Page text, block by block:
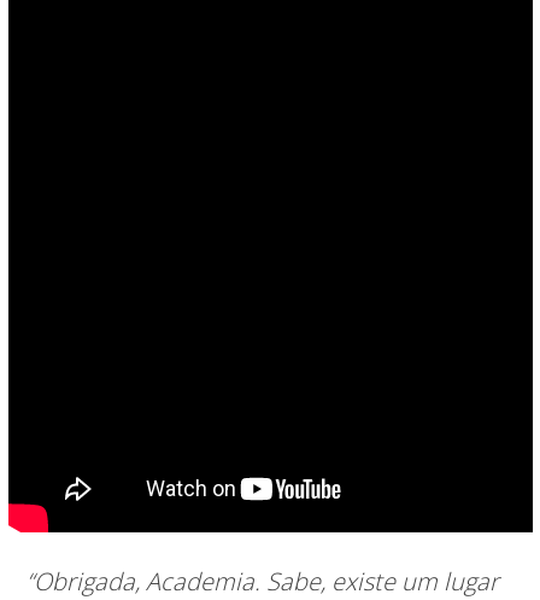
“Obrigada, Academia. Sabe, existe um lugar